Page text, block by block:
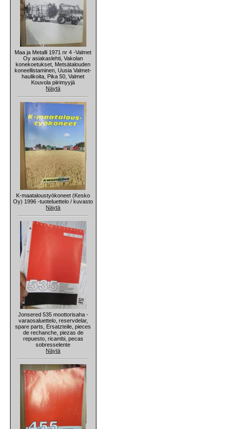
Maa ja Metalli 1971 nr 4 -Valmet
Oy asiakaslehti, Vakolan
konekoetukset, Metsätalouden
koneellistaminen, Uusia Valmet-
haulikoita, Pika 50, Valmet
Kouvola piirimyyjä
Näytä
K-maataloustyökoneet (Kesko
Oy) 1996 -tuoteluettelo / kuvasto
Näytä
Jonsered 535 moottorisaha -
varaosaluettelo, reservdelar,
spare parts, Ersatzteile, pieces
de rechanche, piezas de
repuesto, ricambi, pecas
sobresselente
Näytä